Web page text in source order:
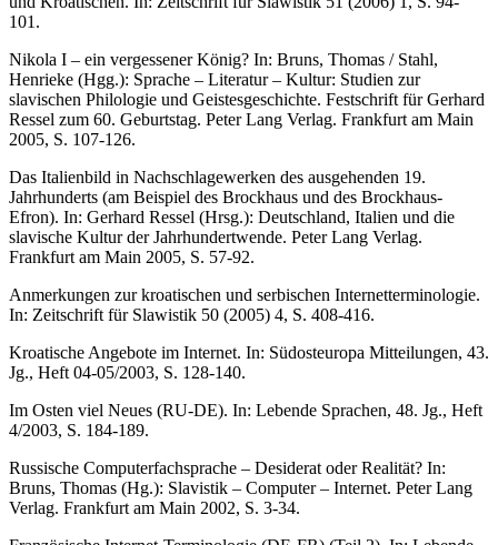
101.
Nikola I – ein vergessener König? In: Bruns, Thomas / Stahl,
Henrieke (Hgg.): Sprache – Li­teratur – Kultur: Studien zur
slavischen Philologie und Geistesgeschichte. Festschrift für Ger­hard
Ressel zum 60. Geburtstag. Peter Lang Verlag. Frankfurt am Main
2005, S. 107-126.
Das Italienbild in Nachschlagewerken des ausgehenden 19.
Jahrhunderts (am Beispiel des Brockhaus und des Brockhaus-
Efron). In: Gerhard Ressel (Hrsg.): Deutschland, Italien und die
slavische Kultur der Jahrhundertwende. Peter Lang Verlag.
Frankfurt am Main 2005, S. 57-92.
Anmerkungen zur kroatischen und serbischen Internetterminologie.
In: Zeitschrift für Sla­wistik 50 (2005) 4, S. 408-416.
Kroatische Angebote im Internet. In: Südosteuropa Mitteilungen, 43.
Jg., Heft 04-05/2003, S. 128-140.
Im Osten viel Neues (RU-DE). In: Lebende Sprachen, 48. Jg., Heft
4/2003, S. 184-189.
Russische Computerfachsprache – Desiderat oder Realität? In:
Bruns, Thomas (Hg.): Slavistik – Computer – Internet. Peter Lang
Verlag. Frankfurt am Main 2002, S. 3-34.